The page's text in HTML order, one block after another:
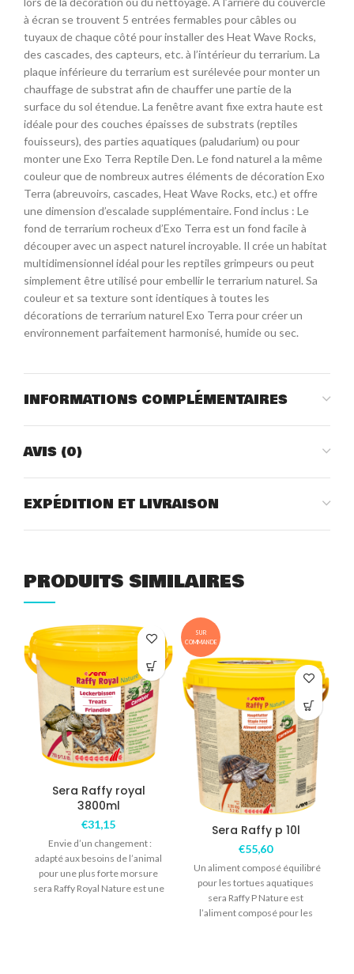
à écran se trouvent 5 entrées fermables pour câbles ou
tuyaux de chaque côté pour installer des Heat Wave Rocks,
des cascades, des capteurs, etc. à l’intérieur du terrarium. La
plaque inférieure du terrarium est surélevée pour monter un
chauffage de substrat afin de chauffer une partie de la
surface du sol étendue. La fenêtre avant fixe extra haute est
idéale pour des couches épaisses de substrats (reptiles
fouisseurs), des parties aquatiques (paludarium) ou pour
monter une Exo Terra Reptile Den. Le fond naturel a la même
couleur que de nombreux autres éléments de décoration Exo
Terra (abreuvoirs, cascades, Heat Wave Rocks, etc.) et offre
une dimension d’escalade supplémentaire. Fond inclus : Le
fond de terrarium rocheux d’Exo Terra est un fond facile à
découper avec un aspect naturel incroyable. Il crée un habitat
multidimensionnel idéal pour les reptiles grimpeurs ou peut
simplement être utilisé pour embellir le terrarium naturel. Sa
couleur et sa texture sont identiques à toutes les
décorations de terrarium naturel Exo Terra pour créer un
environnement parfaitement harmonisé, humide ou sec.
INFORMATIONS COMPLÉMENTAIRES
AVIS (0)
EXPÉDITION ET LIVRAISON
PRODUITS SIMILAIRES
Sera Raffy royal
3800ml
€31,15
Envie d’un changement :
adapté aux besoins de l’animal
pour une plus forte morsure
sera Raffy Royal Nature est une
SUR
COMMANDE
Sera Raffy p 10l
€55,60
Un aliment composé équilibré
pour les tortues aquatiques
sera Raffy P Nature est
l’aliment composé pour les